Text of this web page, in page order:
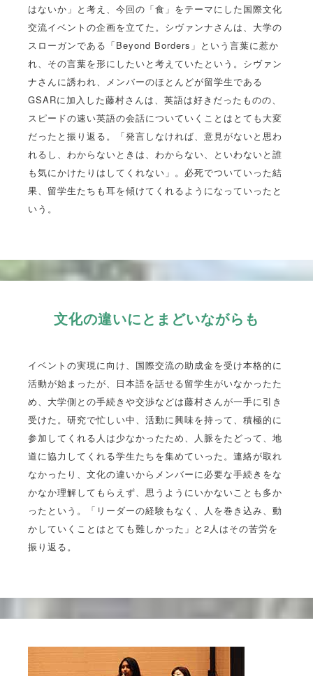
はないか」と考え、今回の「食」をテーマにした国際文化
交流イベントの企画を立てた。シヴァンナさんは、大学の
スローガンである「Beyond Borders」という言葉に惹か
れ、その言葉を形にしたいと考えていたという。シヴァン
ナさんに誘われ、メンバーのほとんどが留学生である
GSARに加入した藤村さんは、英語は好きだったものの、
スピードの速い英語の会話についていくことはとても大変
だったと振り返る。「発言しなければ、意見がないと思わ
れるし、わからないときは、わからない、といわないと誰
も気にかけたりはしてくれない」。必死でついていった結
果、留学生たちも耳を傾けてくれるようになっていったと
いう。
文化の違いにとまどいながらも
イベントの実現に向け、国際交流の助成金を受け本格的に
活動が始まったが、日本語を話せる留学生がいなかったた
め、大学側との手続きや交渉などは藤村さんが一手に引き
受けた。研究で忙しい中、活動に興味を持って、積極的に
参加してくれる人は少なかったため、人脈をたどって、地
道に協力してくれる学生たちを集めていった。連絡が取れ
なかったり、文化の違いからメンバーに必要な手続きをな
かなか理解してもらえず、思うようにいかないことも多か
ったという。「リーダーの経験もなく、人を巻き込み、動
かしていくことはとても難しかった」と2人はその苦労を
振り返る。